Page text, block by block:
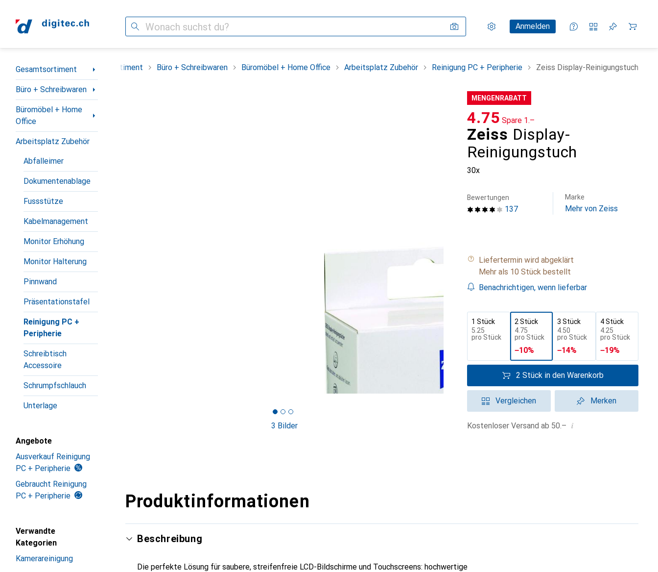
Suche Einstellungen
KundenkontoAnmelden
Vergleichslisten
Merklisten
Warenkorb
Navigation nach Kategorien
Gesamtsortiment
Büro + Schreibwaren
Büromöbel + Home
Office
Arbeitsplatz Zubehör
Abfalleimer
Dokumentenablage
Fussstütze
Kabelmanagement
Monitor Erhöhung
Monitor Halterung
Pinnwand
Präsentationstafel
Reinigung PC +
Peripherie
Schreibtisch
Accessoire
Schrumpfschlauch
Unterlage
Angebote
Ausverkauf Reinigung
PC + Peripherie
Gebraucht Reinigung
PC + Peripherie
Verwandte
Kategorien
Kamerareinigung
Gesamtsortiment Büro + Schreibwaren Büromöbel + Home Office Arbeitsplatz Zubehör Reinigung PC + Peripherie Zeiss Display-Reinigungstuch
3 Bilder
MENGENRABATT
Zeiss Display-
Reinigungstuch
30x
CHF
4.75 Spare CHF
1.–
137
Bewertungen Marke
Mehr von Zeiss
Liefertermin wird abgeklärt
Mehr als 10 Stück bestellt
Benachrichtigen, wenn lieferbar
1 Stück
CHF
5.25
pro Stück
2 Stück
CHF
4.75
pro Stück
−10%
3 Stück
CHF
4.50
pro Stück
−14%
4 Stück
CHF
4.25
pro Stück
−19%
2 Stück in den Warenkorb
Vergleichen Merken
Kostenloser Versand ab 50.– i
Produktinformationen
Beschreibung
Die perfekte Lösung für saubere, streifenfreie LCD-Bildschirme und Touchscreens: hochwertige